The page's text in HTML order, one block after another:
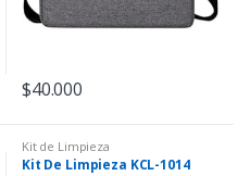
$40.000
Kit de Limpieza
Kit De Limpieza KCL-1014